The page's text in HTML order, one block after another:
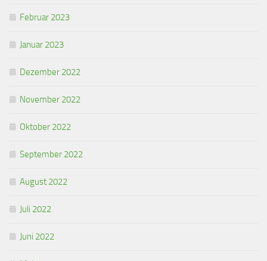
Februar 2023
Januar 2023
Dezember 2022
November 2022
Oktober 2022
September 2022
August 2022
Juli 2022
Juni 2022